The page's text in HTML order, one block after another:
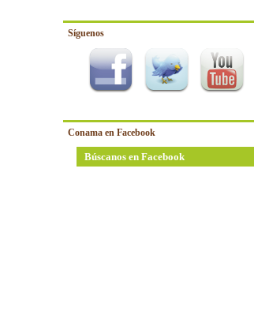
Síguenos
Conama en Facebook
Búscanos en Facebook